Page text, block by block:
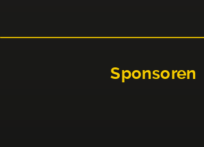
Sponsoren